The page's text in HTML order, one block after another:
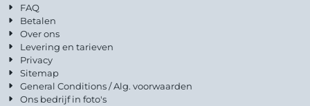
FAQ
Betalen
Over ons
Levering en tarieven
Privacy
Sitemap
General Conditions / Alg. voorwaarden
Ons bedrijf in foto's